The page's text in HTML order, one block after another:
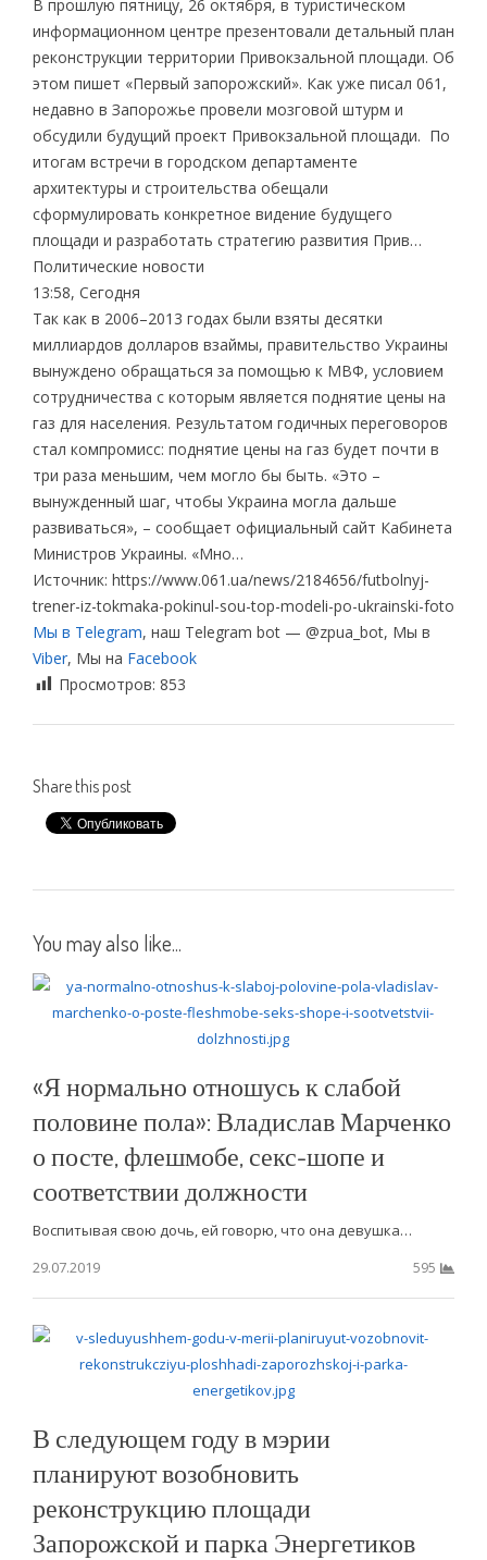
В прошлую пятницу, 26 октября, в туристическом
информационном центре презентовали детальный план
реконструкции территории Привокзальной площади. Об
этом пишет «Первый запорожский». Как уже писал 061,
недавно в Запорожье провели мозговой штурм и
обсудили будущий проект Привокзальной площади. По
итогам встречи в городском департаменте
архитектуры и строительства обещали
сформулировать конкретное видение будущего
площади и разработать стратегию развития Прив…
Политические новости
13:58, Сегодня
Так как в 2006–2013 годах были взяты десятки
миллиардов долларов взаймы, правительство Украины
вынуждено обращаться за помощью к МВФ, условием
сотрудничества с которым является поднятие цены на
газ для населения. Результатом годичных переговоров
стал компромисс: поднятие цены на газ будет почти в
три раза меньшим, чем могло бы быть. «Это –
вынужденный шаг, чтобы Украина могла дальше
развиваться», – сообщает официальный сайт Кабинета
Министров Украины. «Мно…
Источник: https://www.061.ua/news/2184656/futbolnyj-
trener-iz-tokmaka-pokinul-sou-top-modeli-po-ukrainski-foto
Мы в Telegram, наш Telegram bot — @zpua_bot, Мы в
Viber, Мы на Facebook
Просмотров: 853
Share this post
You may also like...
«Я нормально отношусь к слабой
половине пола»: Владислав Марченко
о посте, флешмобе, секс-шопе и
соответствии должности
Воспитывая свою дочь, ей говорю, что она девушка…
29.07.2019
595
В следующем году в мэрии
планируют возобновить
реконструкцию площади
Запорожской и парка Энергетиков